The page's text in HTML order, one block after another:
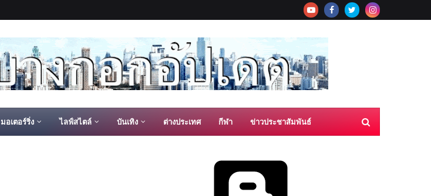
มอเตอร์ริ่ง ไลฟ์สไตล์ บันเทิง ต่างประเทศ กีฬา ข่าวประชาสัมพันธ์